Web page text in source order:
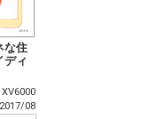
な住
ディ
08